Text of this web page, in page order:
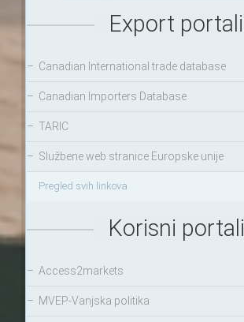
Export portali
– Canadian International trade database
– Canadian Importers Database
– TARIC
– Službene web stranice Europske unije
Pregled svih linkova
Korisni portali
– Access2markets
– MVEP-Vanjska politika